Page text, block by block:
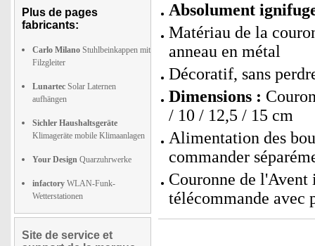
Plus de pages
fabricants:
Carlo Milano Stuhlbeinkappen mit
Filzgleiter
Lunartec Solar Laternen
aufhängen
Sichler Haushaltsgeräte
Klimageräte mobile Klimaanlagen
Your Design Quarzuhrwerke
infactory WLAN-Funk-
Wetterstationen
Site de service et
Absolument
Matériau de la
anneau en métal
Décoratif, sans
Dimensions :
/ 10 / 12,5 / 15 cm
Alimentation des
commander
Couronne de
télécommande avec